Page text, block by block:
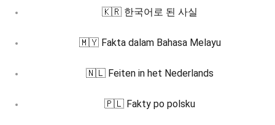
🇰🇷 한국어로 된 사실
🇲🇾 Fakta dalam Bahasa Melayu
🇳🇱 Feiten in het Nederlands
🇵🇱 Fakty po polsku